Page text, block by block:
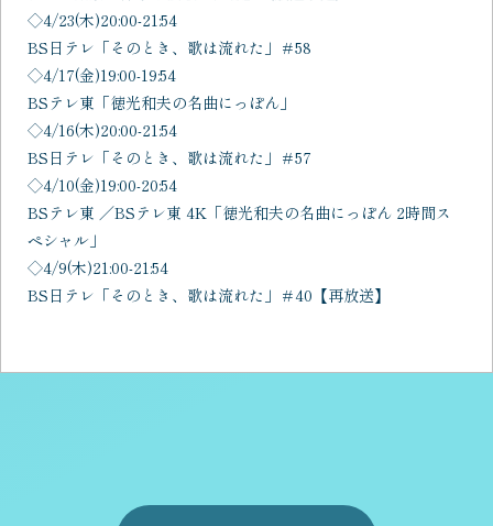
◇4/23(木)20:00-21:54
BS 日テレ「そのとき、歌は流れた」＃58
◇4/17(金)19:00-19:54
BSテレ東「徳光和夫の名曲にっぽん」
◇4/16(木)20:00-21:54
BS日テレ「そのとき、歌は流れた」＃57
◇4/10(金)19:00-20:54
BS テレ東 ／BS テレ東 4K 「徳光和夫の名曲にっぽん 2時間ス
ペシャル」
◇4/9(木)21:00-21:54
BS日テレ「そのとき、歌は流れた」＃40【再放送】